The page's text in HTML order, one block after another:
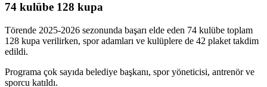
74 kulübe 128 kupa
Törende 2025-2026 sezonunda başarı elde eden 74 kulübe toplam
128 kupa verilirken, spor adamları ve kulüplere de 42 plaket takdim
edildi.
Programa çok sayıda belediye başkanı, spor yöneticisi, antrenör ve
sporcu katıldı.